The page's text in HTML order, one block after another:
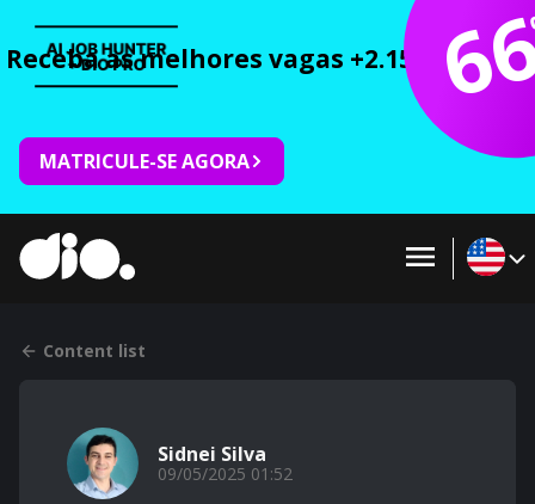
Receba as melhores vagas +2.150 cursos
MATRICULE-SE AGORA
Content list
Sidnei Silva
09/05/2025 01:52